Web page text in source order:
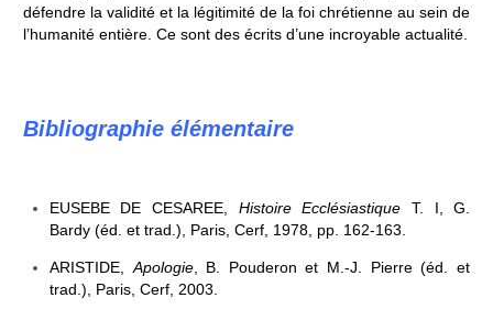
défendre la validité et la légitimité de la foi chrétienne au sein de
l’humanité entière. Ce sont des écrits d’une incroyable actualité.
Bibliographie élémentaire
EUSEBE DE CESAREE, Histoire Ecclésiastique T. I, G.
Bardy (éd. et trad.), Paris, Cerf, 1978, pp. 162-163.
ARISTIDE, Apologie, B. Pouderon et M.-J. Pierre (éd. et
trad.), Paris, Cerf, 2003.